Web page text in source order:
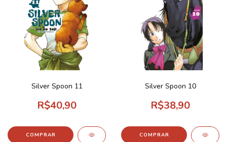
Silver Spoon 11
R$40,90
Silver Spoon 10
R$38,90